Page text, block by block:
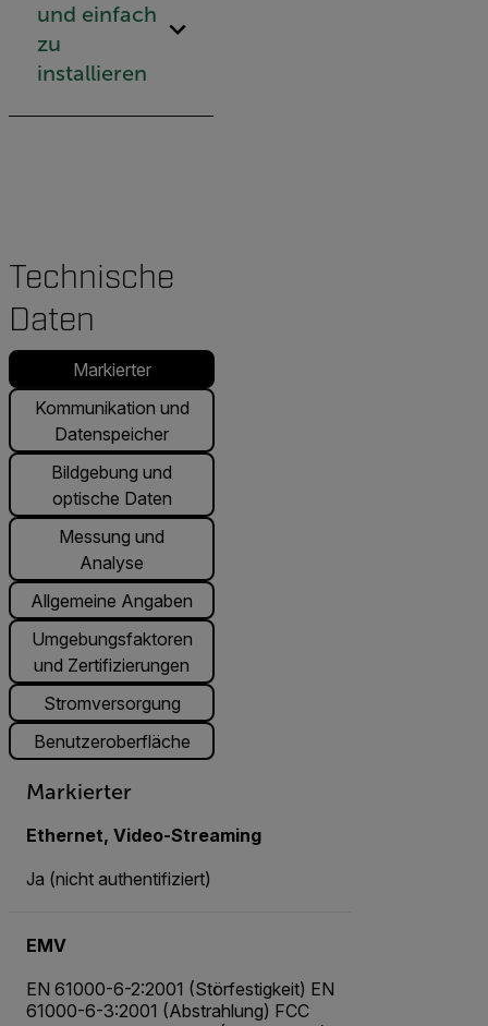
und einfach
zu
installieren
Technische
Daten
Markierter
Kommunikation und
Datenspeicher
Bildgebung und
optische Daten
Messung und
Analyse
Allgemeine Angaben
Umgebungsfaktoren
und Zertifizierungen
Stromversorgung
Benutzeroberfläche
Markierter
Ethernet, Video-Streaming
Ja (nicht authentifiziert)
EMV
EN 61000-6-2:2001 (Störfestigkeit) EN
61000-6-3:2001 (Abstrahlung) FCC